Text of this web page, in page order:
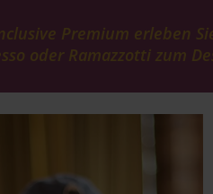
Premium erleben
oder Ramazzotti zum